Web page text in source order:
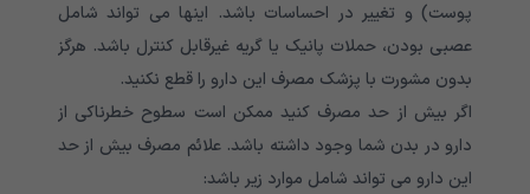
پوست) و تغییر در احساسات باشد. اینها می تواند شامل
عصبی بودن، حملات پانیک یا گریه غیرقابل کنترل باشد. هرگز
بدون مشورت با پزشک مصرف این دارو را قطع نکنید.
اگر بیش از حد مصرف کنید ممکن است سطوح خطرناکی از
دارو در بدن شما وجود داشته باشد. علائم مصرف بیش از حد
این دارو می تواند شامل موارد زیر باشد: